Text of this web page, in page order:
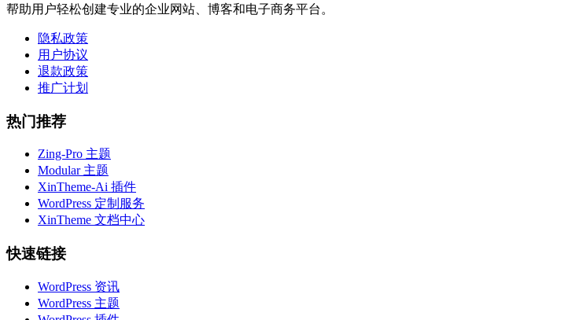
帮助用户轻松创建专业的企业网站、博客和电子商务平台。
隐私政策
用户协议
退款政策
推广计划
热门推荐
Zing-Pro 主题
Modular 主题
XinTheme-Ai 插件
WordPress 定制服务
XinTheme 文档中心
快速链接
WordPress 资讯
WordPress 主题